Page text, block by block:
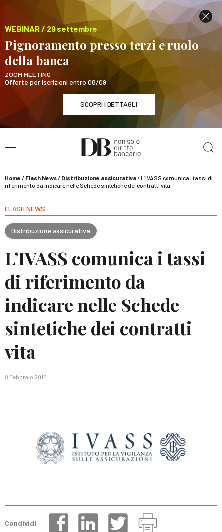
WEBINAR / 29 settembre
Pignoramento presso terzi e ruolo
della banca
ZOOM MEETING
Offerte per iscrizioni entro 08/09
SCOPRI I DETTAGLI
WEBINAR / 29 settembre
Pignoramento presso terzi e ruolo della banca
Home / Flash News/ Distribuzione assicurativa/L’IVASS comunica i tassi di
riferimento da indicare nelle Schede sintetiche dei contratti vita
FLASH NEWS
Distribuzione assicurativa
L’IVASS comunica i tassi
di riferimento da
indicare nelle Schede
sintetiche dei contratti
vita
8 Febbraio 2018
Condividi